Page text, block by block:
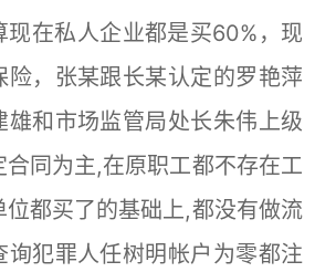
现在私人企业都是买60%，现
险，张某跟长某认定的罗艳萍
雄和市场监管局处长朱伟上级
合同为主,在原职工都不存在工
位都买了的基础上,都没有做流
询犯罪人任树明帐户为零都注